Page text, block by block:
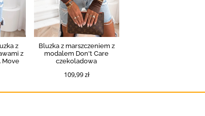
z
z
Move
Bluzka z marszczeniem z
modalem Don't Care
czekoladowa
109,99 zł